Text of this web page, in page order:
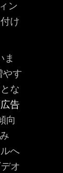
ン
け
ま
す
な
告
向
へ
オ